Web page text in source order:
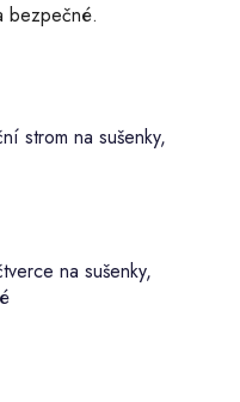
bezpečné.
strom na sušenky,
na sušenky,